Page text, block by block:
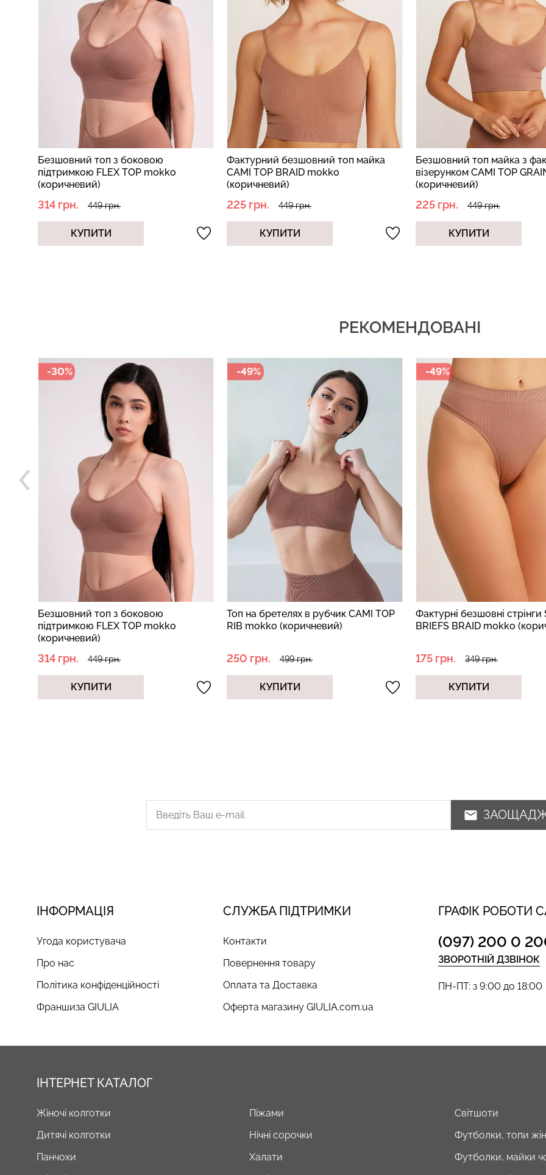
Безшовний топ з боковою
підтримкою FLEX TOP mokko
(коричневий)
314 грн. 449 грн.
КУПИТИ
Фактурний безшовний топ майка
CAMI TOP BRAID mokko
(коричневий)
225 грн. 449 грн.
КУПИТИ
Безшовний топ майка з
візерунком CAMI TOP
(коричневий)
225 грн. 449 грн.
КУПИТИ
РЕКОМЕНДОВАНІ
-49%
Топ на бретелях в рубчик CAMI TOP
RIB mokko (коричневий)
250 грн. 499 грн.
КУПИТИ
-49%
Фактурні безшовні стрінги STRING
BRIEFS BRAID mokko (коричневий)
175 грн. 349 грн.
КУПИТИ
-49%
Безшовний топ майка з
візерунком CAMI TOP
225 грн. 449 грн.
КУПИТИ
ІНФОРМАЦІЯ
Угода користувача
Про нас
Політика конфіденційності
Франшиза GIULIA
СЛУЖБА ПІДТРИМКИ
Контакти
Повернення товару
Оплата та Доставка
Оферта магазину GIULIA.com.ua
ГРАФІК РОБОТИ
(097) 200 0
ЗВОРОТНІЙ ДЗВІНОК
ПН-ПТ: з 9:00 до 18:00
ІНТЕРНЕТ КАТАЛОГ
Жіночі колготки
Дитячі колготки
Панчохи
Піжами
Нічні сорочки
Халати
Світшоти
Футболки, топи
Футболки, майки